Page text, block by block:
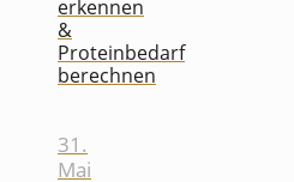
erkennen
&
Proteinbedarf
berechnen
31.
Mai